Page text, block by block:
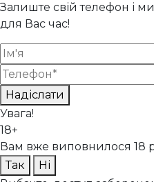
Залиште свій телефон і
для Вас час!
Надіслати
Увага!
18+
Вам вже виповнилося 18
Так
Ні